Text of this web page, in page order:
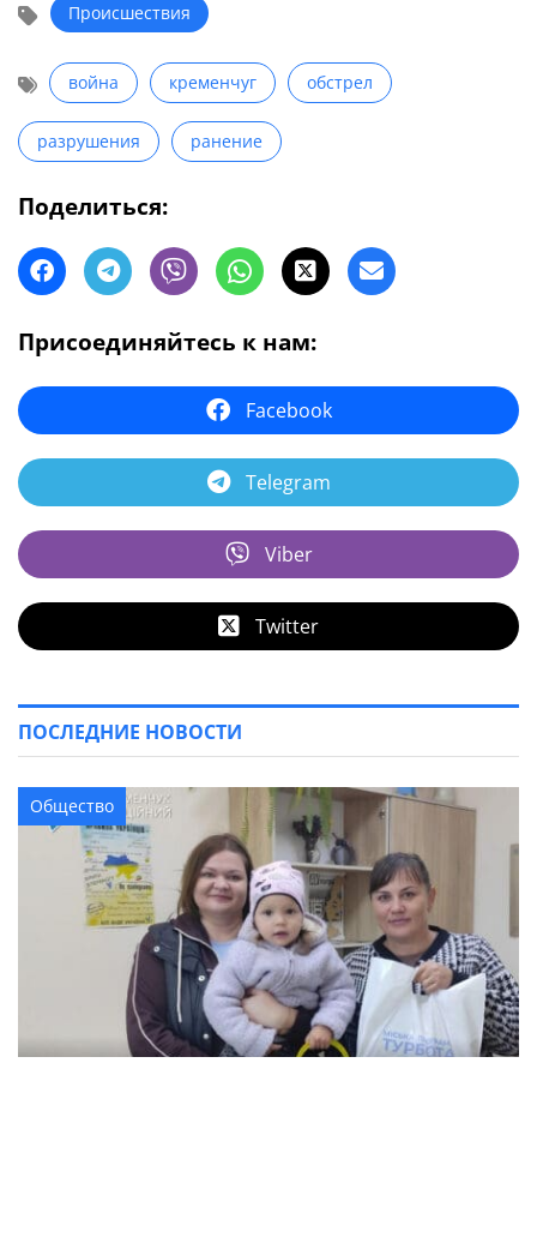
Происшествия
война кременчуг обстрел
разрушения ранение
Поделиться:
Присоединяйтесь к нам:
Facebook
Telegram
Viber
Twitter
ПОСЛЕДНИЕ НОВОСТИ
Общество